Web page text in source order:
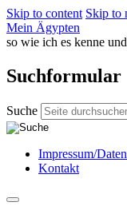
Skip to content Skip to
Mein Ägypten
so wie ich es kenne
Suchformular
Suche
Impressum/
Kontakt